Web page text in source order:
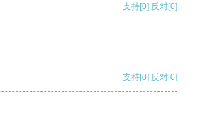
支持[0] 反对[0]
支持[0] 反对[0]